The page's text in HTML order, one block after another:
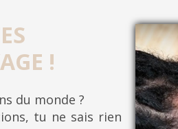
!
du monde ?
tu ne sais rien